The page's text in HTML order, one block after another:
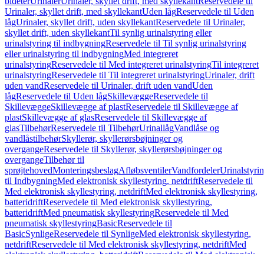
Urinaler, skyllet drift, med skyllekantUden lågReservedele til Uden
lågUrinaler, skyllet drift, uden skyllekantReservedele til Urinaler,
skyllet drift, uden skyllekantTil synlig urinalstyring eller
urinalstyring til indbygningReservedele til Til synlig urinalstyring
eller urinalstyring til indbygningMed integreret
urinalstyringReservedele til Med integreret urinalstyringTil integreret
urinalstyringReservedele til Til integreret urinalstyringUrinaler, drift
uden vandReservedele til Urinaler, drift uden vandUden
lågReservedele til Uden lågSkillevæggeReservedele til
SkillevæggeSkillevægge af plastReservedele til Skillevægge af
plastSkillevægge af glasReservedele til Skillevægge af
glasTilbehørReservedele til TilbehørUrinallågVandlåse og
vandlåstilbehørSkyllerør, skyllerørsbøjninger og
overgangeReservedele til Skyllerør, skyllerørsbøjninger og
overgangeTilbehør til
sprøjtehovedMonteringsbeslagAfløbsventilerVandfordeler
til IndbygningMed elektronisk skyllestyring, netdriftReservedele til
Med elektronisk skyllestyring, netdriftMed elektronisk skyllestyring,
batteridriftReservedele til Med elektronisk skyllestyring,
batteridriftMed pneumatisk skyllestyringReservedele til Med
pneumatisk skyllestyringBasicReservedele til
BasicSynligeReservedele til SynligeMed elektronisk skyllestyring,
netdriftReservedele til Med elektronisk skyllestyring, netdriftMed